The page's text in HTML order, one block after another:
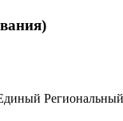
Региональный